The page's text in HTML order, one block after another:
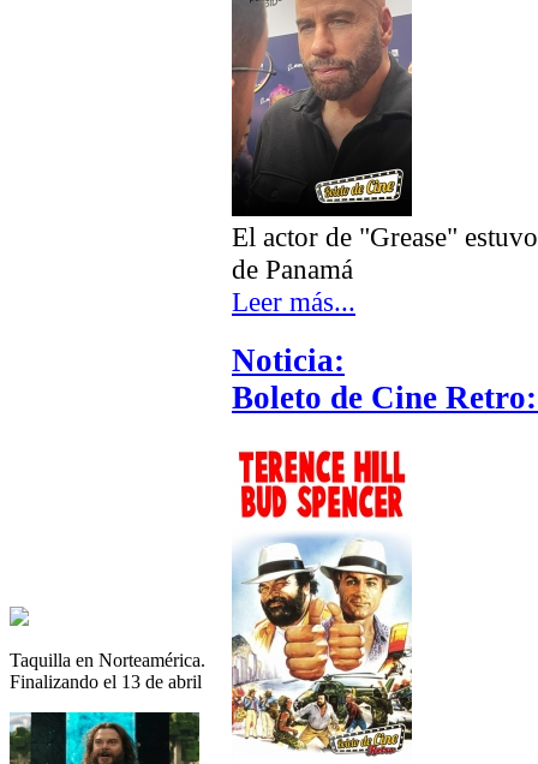
Taquilla en Norteamérica.
Finalizando el 13 de abril
El actor de "Grease"
de Panamá
Leer más...
Noticia:
Boleto de Cine